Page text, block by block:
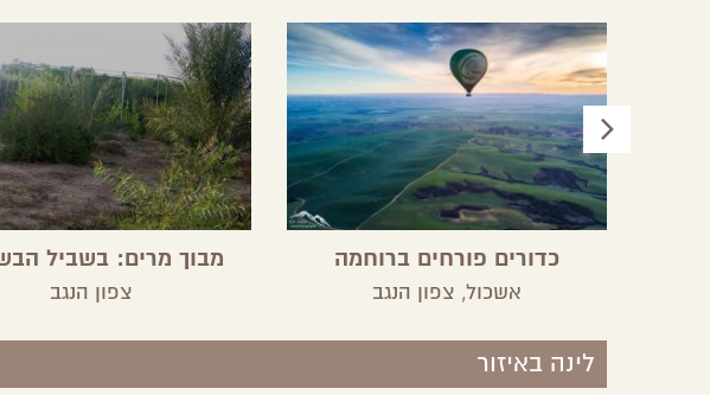
כדורים פורחים ברוחמה
אשכול, צפון הנגב
מבוך מרים: בשביל
והתבלינים במושב ניר
צפון הנגב
לינה באיזור